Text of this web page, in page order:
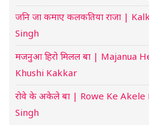
जनि जा कमाए कलकतिया राजा |
Singh
मजनुआ हिरो मिलल बा | Majanua
Khushi Kakkar
रोवे के अकेले बा | Rowe Ke Akele
Singh